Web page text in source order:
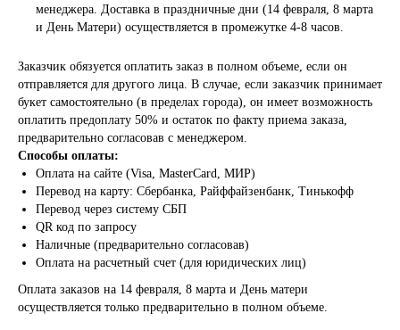
менеджера. Доставка в праздничные дни (14 февраля, 8 марта
и День Матери) осуществляется в промежутке 4-8 часов.
Заказчик обязуется оплатить заказ в полном объеме, если он
отправляется для другого лица. В случае, если заказчик принимает
букет самостоятельно (в пределах города), он имеет возможность
оплатить предоплату 50% и остаток по факту приема заказа,
предварительно согласовав с менеджером.
Способы оплаты:
Оплата на сайте (Visa, MasterCard, МИР)
Перевод на карту: Сбербанка, Райффайзенбанк, Тинькофф
Перевод через систему СБП
QR код по запросу
Наличные (предварительно согласовав)
Оплата на расчетный счет (для юридических лиц)
Оплата заказов на 14 февраля, 8 марта и День матери
осуществляется только предварительно в полном объеме.